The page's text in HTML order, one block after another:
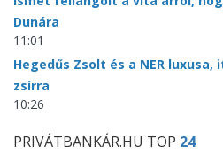
Dunára
11:01
Hegedűs Zsolt és a NER
zsírra
10:26
PRIVÁTBANKÁR.HU TOP 24